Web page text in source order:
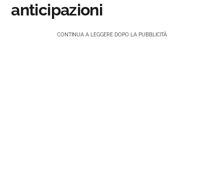
anticipazioni
CONTINUA A LEGGERE DOPO LA PUBBLICITÀ